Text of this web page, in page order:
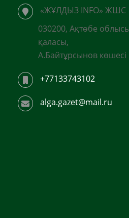
«ЖҰЛДЫЗ INFO» ЖШС
030200, Ақтөбе
қаласы,
А.Байтұрсынов көшесі
+77133743102
alga.gazet@mail.ru